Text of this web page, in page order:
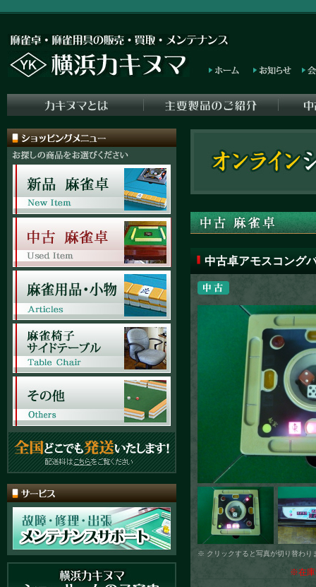
中古卓アモスコング
※ クリックすると写真が切り替わり
※在庫